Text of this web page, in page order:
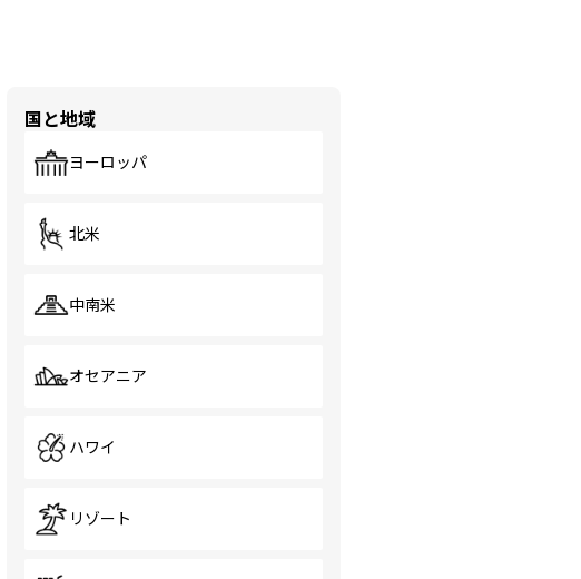
国と地域
ヨーロッパ
北米
中南米
オセアニア
ハワイ
リゾート